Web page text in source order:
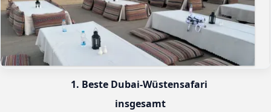
1. Beste Dubai-Wüstensafari
insgesamt